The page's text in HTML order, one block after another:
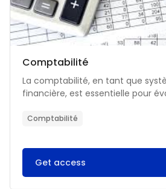
Catégorie de cours
Nom du cours
Comptabilité
Résumé du cours :
La comptabilité, en tant que
financière, est essentielle pour
Comptabilité
Get access